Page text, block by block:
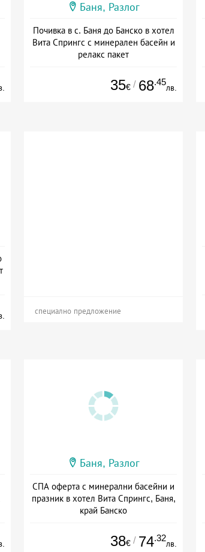
Баня, Разлог
Почивка в с. Баня до Банско в хотел
Вита Спрингс с минерален басейн и
релакс пакет
35€ / 68.45
лв.
специално предложение
Баня, Разлог
СПА оферта с минерални басейни и
празник в хотел Вита Спрингс, Баня,
край Банско
38€ / 74.32
лв.